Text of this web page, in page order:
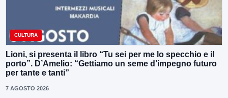
CULTURA
Lioni, si presenta il libro “Tu sei per me lo specchio e il
porto”. D’Amelio: “Gettiamo un seme d’impegno futuro
per tante e tanti”
7 AGOSTO 2026